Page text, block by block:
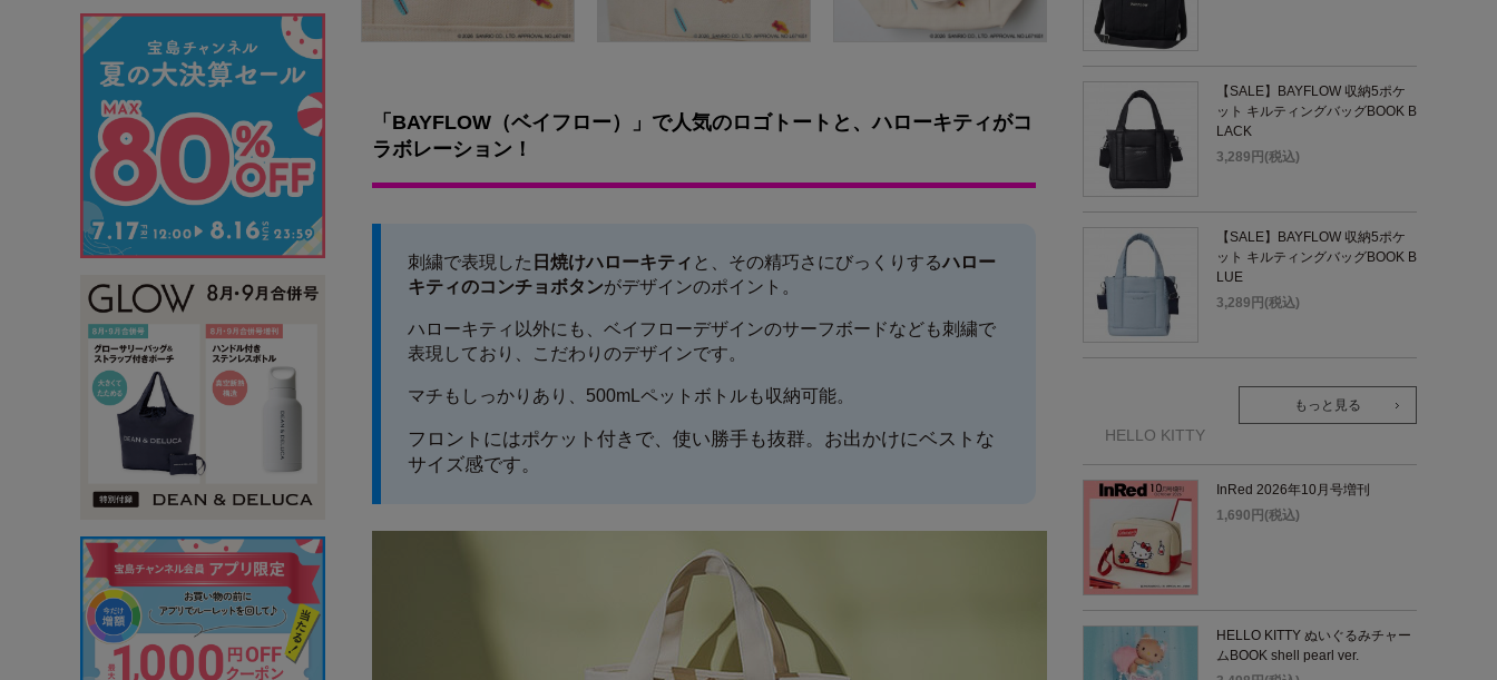
「BAYFLOW（ベイフロー）」で人気のロゴトートと、ハローキティがコ
ラボレーション！
刺繍で表現した 日焼けハローキティ と、その精巧さにびっくりするハロー
キティのコンチョボタンがデザインのポイント。
ハローキティ以外にも、ベイフローデザインのサーフボードなども刺繍で
表現しており、こだわりのデザインです。
マチもしっかりあり、500mLペットボトルも収納可能。
フロントにはポケット付きで、使い勝手も抜群。お出かけにベストな
サイズ感です。
【SALE】BAYFLOW 収納5ポケ
ット キルティングバッグBOOK B
LACK
3,289円(税込)
【SALE】BAYFLOW 収納5ポケ
ット キルティングバッグBOOK B
LUE
3,289円(税込)
もっと見る
HELLO KITTY
InRed 2026年10月号増刊
1,690円(税込)
HELLO KITTY ぬいぐるみチャー
ムBOOK shell pearl ver.